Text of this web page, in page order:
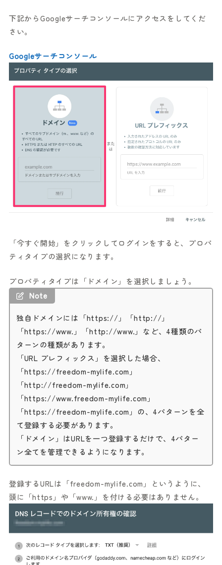
下記からGoogleサーチコンソールにアクセスをしてくだ
さい。
Googleサーチコンソール
「今すぐ開始」をクリックしてログインをすると、プロパ
ティタイプの選択になります。
プロパティタイプは「ドメイン」を選択しましょう。
Note
独自ドメインには「https://」「http://」
「https://www.」「http://www.」など、4種類のパ
ターンの種類があります。
「URL プレフィックス」を選択した場合、
「https://freedom-mylife.com」
「http://freedom-mylife.com」
「https://www.freedom-mylife.com」
「https://freedom-mylife.com」の、4パターンを全
て登録する必要があります。
「ドメイン」はURLを一つ登録するだけで、4パター
ン全てを管理できるようになります。
登録するURLは「freedom-mylife.com」というように、
頭に「https」や「www.」を付ける必要はありません。